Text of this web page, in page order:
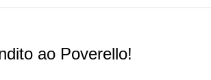
ao Poverello!